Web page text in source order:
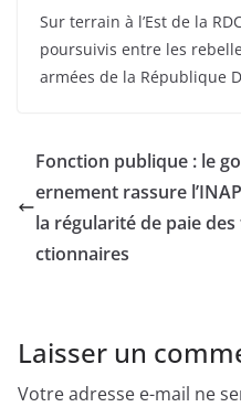
Sur terrain à l’Est de la
poursuivis entre les
armées de la République
Fonction publique : le
ernement rassure
la régularité de paie des
ctionnaires
Laisser un
Votre adresse e-mail ne